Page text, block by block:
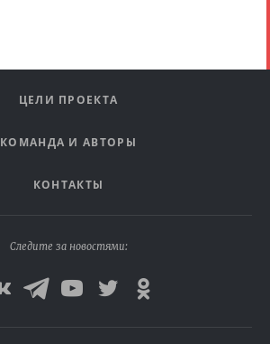
ЦЕЛИ ПРОЕКТА
КОМАНДА И АВТОРЫ
КОНТАКТЫ
Следите за новостями: